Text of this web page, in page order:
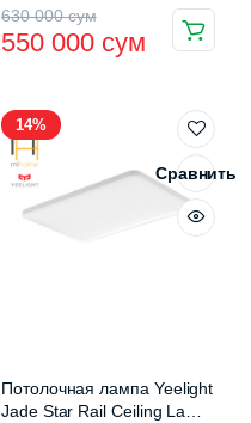
630 000сум
Первоначальная
цена
630
000 сум.
550 000 сум
Текущая
цена:
000 сум.
14%
Сравнить
Потолочная лампа Yeelight
Jade Star Rail Ceiling Lamp